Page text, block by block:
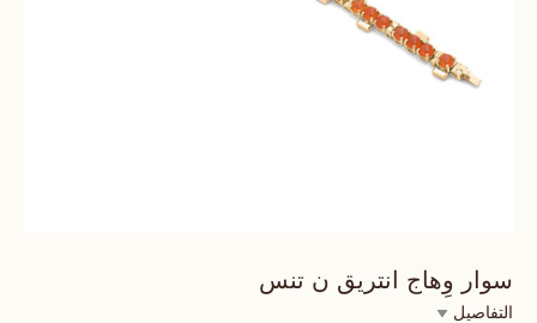
سوار وِهاج انتريق ن تنس
التفاصيل